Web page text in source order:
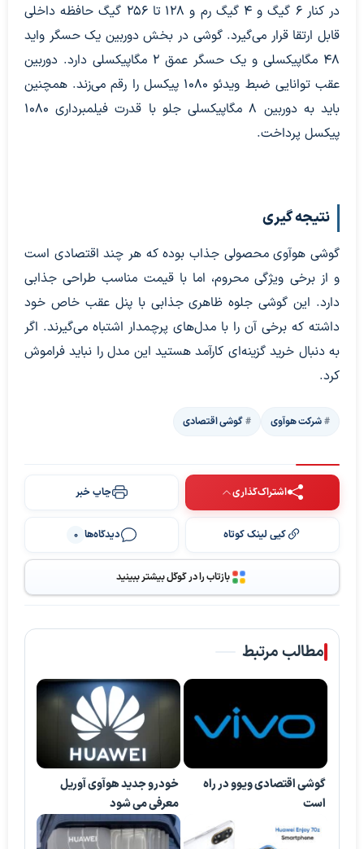
در کنار 6 گیگ و 4 گیگ رم و 128 تا 256 گیگ حافظه داخلی
قابل ارتقا قرار می‌گیرد. گوشی در بخش دوربین یک حسگر واید
48 مگاپیکسلی و یک حسگر عمق 2 مگاپیکسلی دارد. دوربین
عقب توانایی ضبط ویدئو 1080 پیکسل را رقم می‌زند. همچنین
باید به دوربین 8 مگاپیکسلی جلو با قدرت فیلمبرداری 1080
پیکسل پرداخت.
نتیجه گیری
گوشی هوآوی محصولی جذاب بوده که هر چند اقتصادی است
و از برخی ویژگی محروم، اما با قیمت مناسب طراحی جذابی
دارد. این گوشی جلوه ظاهری جذابی با پنل عقب خاص خود
داشته که برخی آن را با مدل‌های پرچمدار اشتباه می‌گیرند. اگر
به دنبال خرید گزینه‌ای کارآمد هستید این مدل را نباید فراموش
کرد.
شرکت هوآوی گوشی اقتصادی
اشتراک‌گذاری چاپ خبر
کپی لینک کوتاه دیدگاه‌ها 0
بازتاب را در گوگل بیشتر ببینید
مطالب مرتبط
گوشی اقتصادی ویوو در راه
است
خودرو جدید هوآوی آوریل
معرفی می شود